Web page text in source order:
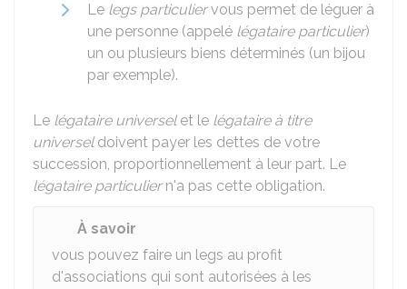
Le legs particuliervous permet de léguer à
une personne (appelé légataire particulier)
un ou plusieurs biens déterminés (un bijou
par exemple).
Le légataire universelet le légataire à titre
universeldoivent payer les dettes de votre
succession, proportionnellement à leur part. Le
légataire particuliern'a pas cette obligation.
À savoir
vous pouvez faire un legs au profit
d'associations qui sont autorisées à les